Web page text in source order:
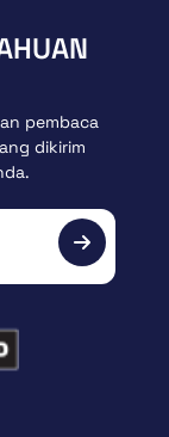
pembaca
dikirim